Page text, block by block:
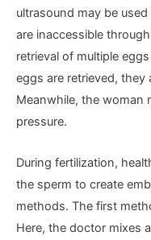
ultrasound may be
are inaccessible
retrieval of multiple
eggs are retrieved, they
Meanwhile, the woman
pressure.
During fertilization,
the sperm to create
methods. The first
Here, the doctor mixes